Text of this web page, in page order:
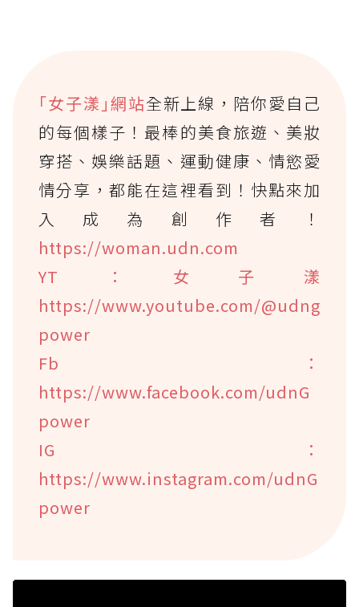
｢女子漾｣網站全新上線，陪你愛自己
的每個樣子！最棒的美食旅遊、美妝
穿搭、娛樂話題、運動健康、情慾愛
情分享，都能在這裡看到！快點來加
入成為創作者！
https://woman.udn.com
YT：女子漾
https://www.youtube.com/@udng
power
Fb：
https://www.facebook.com/udnG
power
IG：
https://www.instagram.com/udnG
power